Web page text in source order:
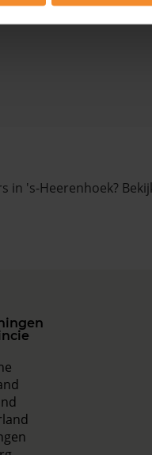
's-Heerenhoek?